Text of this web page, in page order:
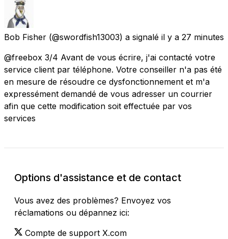
Bob Fisher (@swordfish13003) a signalé il y a 27 minutes
@freebox 3/4 Avant de vous écrire, j'ai contacté votre
service client par téléphone. Votre conseiller n'a pas été
en mesure de résoudre ce dysfonctionnement et m'a
expressément demandé de vous adresser un courrier
afin que cette modification soit effectuée par vos
services
Options d'assistance et de contact
Vous avez des problèmes? Envoyez vos
réclamations ou dépannez ici:
Compte de support X.com